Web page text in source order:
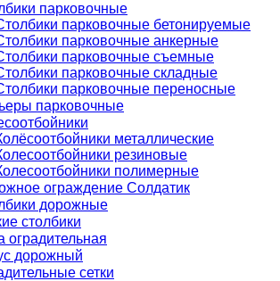
парковочные
парковочные бетонируемые
парковочные анкерные
парковочные съемные
парковочные складные
парковочные переносные
парковочные
металлические
резиновые
полимерные
ограждение Солдатик
дорожные
столбики
оградительная
дорожный
сетки